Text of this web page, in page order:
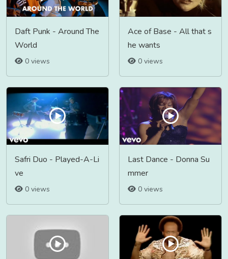
Daft Punk - Around The
World
0 views
Ace of Base - All that s
he wants
0 views
Safri Duo - Played-A-Li
ve
0 views
Last Dance - Donna Su
mmer
0 views